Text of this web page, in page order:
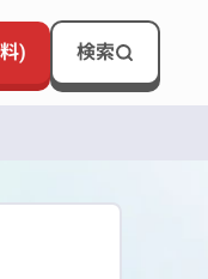
) 検索